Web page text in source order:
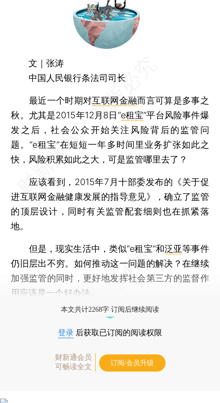
文｜张涛
中国人民银行条法司司长
最近一个时期对互联网金融而言可算是多事之
秋。尤其是2015年12月8日“e租宝”平台风险事件爆
发之后，社会公众开始关注风险背后的监管问
题。“e租宝”在短短一年多时间里业务扩张如此之
快，风险积累如此之大，可是监管哪里去了？
应该看到，2015年7月十部委发布的《关于促
进互联网金融健康发展的指导意见》，确立了监管
的顶层设计，同时有关监管配套细则也在抓紧落
地。
但是，现实生活中，类似“e租宝”和泛亚等事件
仍旧层出不穷。如何推动这一问题的解决？在继续
加强监管的同时，更好地发挥社会第三方的监督作
用应该是一个好办法。
本文共计2268字 订阅后继续阅读
登录 后获取已订阅的阅读权限
财新通会员
可畅读全文
订阅/会员升级